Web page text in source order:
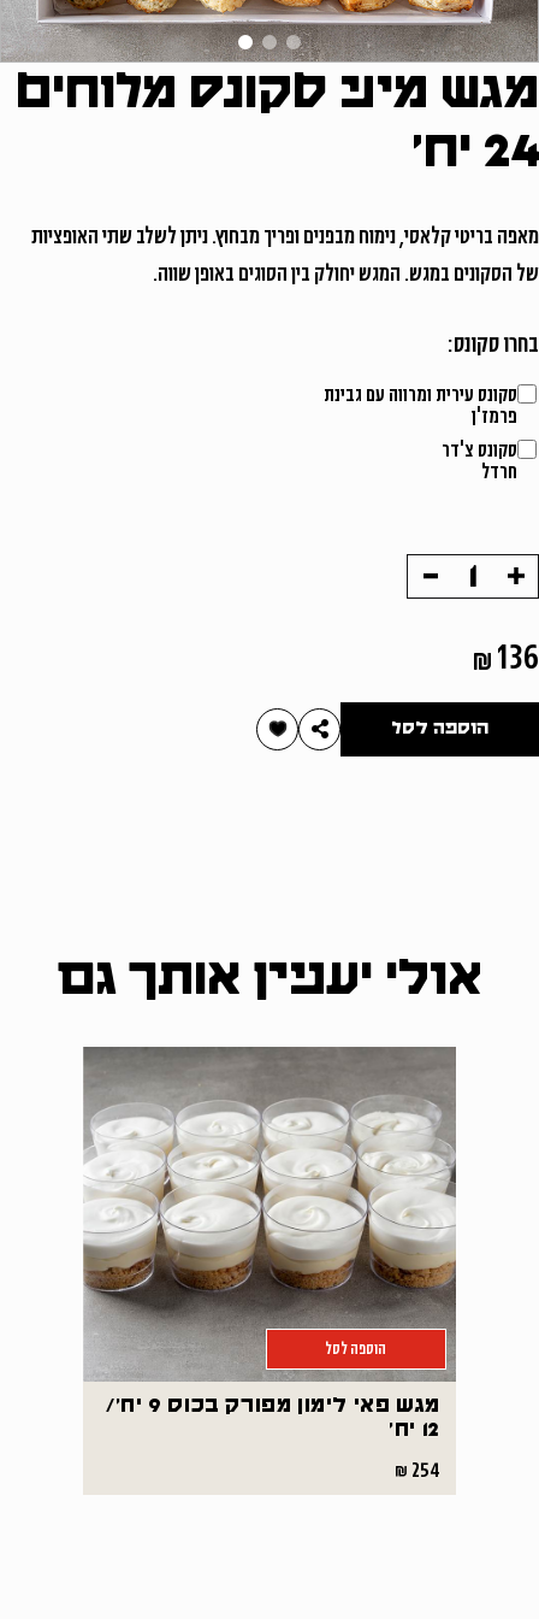
משתמש חדש/אורח
מגש מיני סקונס מלוחים
24 יח'
מאפה בריטי קלאסי, נימוח מבפנים ופריך מבחוץ. ניתן לשלב שתי האופציות
של הסקונים במגש. המגש יחולק בין הסוגים באופן שווה.
בחרו סקונס:
סקונס עירית ומרווה עם גבינת
פרמז'ן
סקונס צ'דר
חרדל
הוסף
החסר
136
הוספה לסל
אולי יעניין אותך גם
הוספה לסל
מגש פאי לימון מפורק בכוס 9 יח'/
12 יח'
254